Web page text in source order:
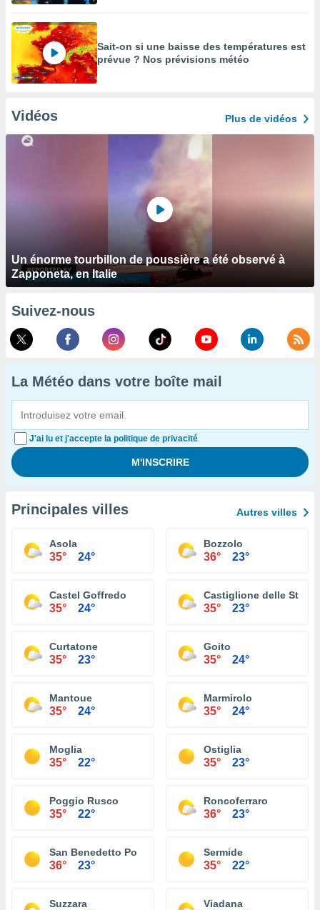
Sait-on si une baisse des températures est
prévue ? Nos prévisions météo
Vidéos Plus de vidéos
Un énorme tourbillon de poussière a été observé à
Zapponeta, en Italie
Suivez-nous
La Météo dans votre boîte mail
J'ai lu et j'accepte la politique de privacité
Principales villes Autres villes
Asola
35° 24°
Bozzolo
36° 23°
Castel Goffredo
35° 24°
Castiglione delle
35° 23°
Curtatone
35° 23°
Goito
35° 24°
Mantoue
35° 24°
Marmirolo
35° 24°
Moglia
35° 22°
Ostiglia
35° 23°
Poggio Rusco
35° 22°
Roncoferraro
36° 23°
San Benedetto Po
36° 23°
Sermide
35° 22°
Suzzara Viadana